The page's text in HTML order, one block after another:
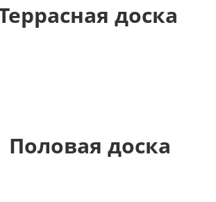
доска
Половая доска